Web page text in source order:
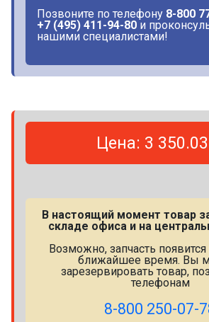
Позвоните по телефону 8-800
+7 (495) 411-94-80 и
нашими специалистами!
Цена: 3
В настоящий момент товар
складе офиса и на
Возможно, запчасть
ближайшее время. Вы
зарезервировать товар,
телефонам
8-800 250-07-